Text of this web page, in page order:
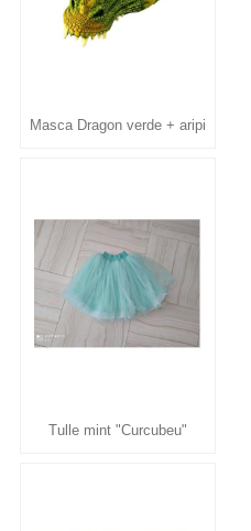
Masca Dragon verde + aripi
Tulle mint "Curcubeu"